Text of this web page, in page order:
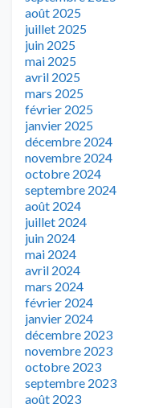
août 2025
juillet 2025
juin 2025
mai 2025
avril 2025
mars 2025
février 2025
janvier 2025
décembre 2024
novembre 2024
octobre 2024
septembre 2024
août 2024
juillet 2024
juin 2024
mai 2024
avril 2024
mars 2024
février 2024
janvier 2024
décembre 2023
novembre 2023
octobre 2023
septembre 2023
août 2023